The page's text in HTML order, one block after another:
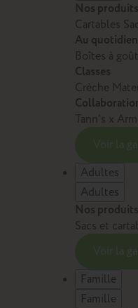
Nos produits
Cartables
Au quotidien
Boîtes à
Classes
Crèche
Tann’s x
Adultes
Adultes
Nos produits
Sacs et
Famille
Famille